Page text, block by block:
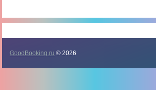
GoodBooking.ru © 2026